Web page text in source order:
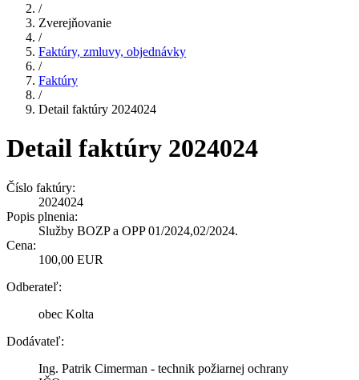
/
Zverejňovanie
/
Faktúry, zmluvy, objednávky
/
Faktúry
/
Detail faktúry 2024024
Detail faktúry 2024024
Číslo faktúry:
2024024
Popis plnenia:
Služby BOZP a OPP 01/2024,02/2024.
Cena:
100,00 EUR
Odberateľ:
obec Kolta
Dodávateľ:
Ing. Patrik Cimerman - technik požiarnej ochrany